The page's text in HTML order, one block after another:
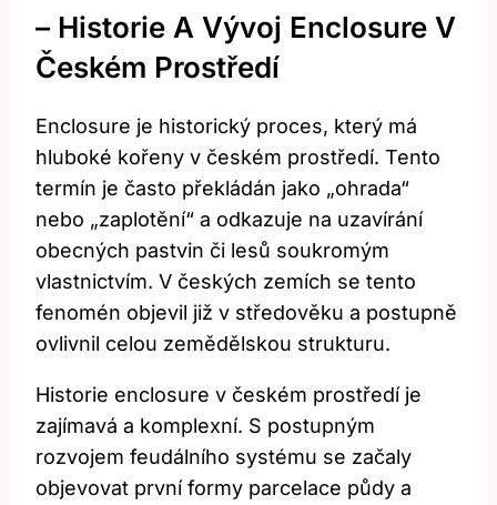
– Historie A Vývoj Enclosure V
Českém Prostředí
Enclosure je historický proces, který má
hluboké kořeny v českém prostředí. Tento
termín je často překládán jako „ohrada“
nebo „zaplotění“ a odkazuje na uzavírání
obecných pastvin či lesů soukromým
vlastnictvím. V českých zemích se tento
fenomén objevil již v středověku a postupně
ovlivnil celou zemědělskou strukturu.
Historie enclosure v českém prostředí je
zajímavá a komplexní. S postupným
rozvojem feudálního systému se začaly
objevovat první formy parcelace půdy a